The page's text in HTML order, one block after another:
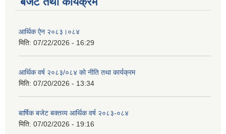
आर्थिक ऐन २०८३।०८४
मिति: 07/22/2026 - 16:29
आर्थिक वर्ष २०८३/०८४ को नीति तथा कार्यक्रम
मिति: 07/20/2026 - 13:34
बार्षिक बजेट बक्तव्य आर्थिक वर्ष २०८३-०८४
मिति: 07/02/2026 - 19:16